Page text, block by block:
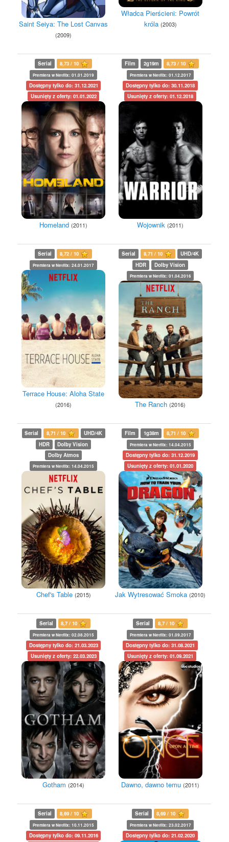
Saint Seiya: The Lost Canvas
(2009)
Władca Pierścieni: Powrót
króla (2003)
Serial 8,73 / 10
Premiera w Netflix: 01.01.2019
Dostępny tylko do: 31.12.2021
Usunięty z oferty: 01.01.2022
Homeland (2011)
Film 2g19m 8,73 / 10
Premiera w Netflix: 01.12.2017
Dostępny tylko do: 30.11.2018
Usunięty z oferty: 01.12.2018
Wojownik (2011)
Serial 8,72 / 10
Premiera w Netflix: 24.01.2017
Terrace House: Aloha State
(2016)
Serial 8,71 / 10
UHD/4K
HDR
Dolby Vision
Premiera w Netflix: 01.04.2016
The Ranch (2016)
Serial 8,71 / 10
UHD/4K
HDR
Dolby Vision
Dolby Atmos
Premiera w Netflix: 14.04.2015
Chef's Table (2015)
Film 1g38m 8,71 / 10
Premiera w Netflix: 14.04.2015
Dostępny tylko do: 31.12.2019
Usunięty z oferty: 01.01.2020
Jak Wytresować Smoka (2010)
Serial 8,7 / 10
Premiera w Netflix: 02.08.2015
Dostępny tylko do: 21.03.2023
Usunięty z oferty: 22.03.2023
Gotham (2014)
Serial 8,7 / 10
Premiera w Netflix: 01.09.2017
Dostępny tylko do: 31.08.2021
Usunięty z oferty: 01.09.2021
Dawno, dawno temu (2011)
Serial 8,69 / 10
Premiera w Netflix: 10.11.2015
Dostępny tylko do: 09.11.2016
Serial 8,69 / 10
Premiera w Netflix: 23.02.2017
Dostępny tylko do: 21.02.2020